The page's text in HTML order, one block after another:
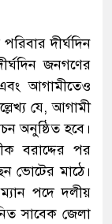
দীর্ঘদিন
জনগণের
আগামীতেও
যে, আগামী
অনুষ্ঠিত হবে।
বরাদ্দের পর
ভোটের মাঠে।
পদে দলীয়
সাবেক জেলা